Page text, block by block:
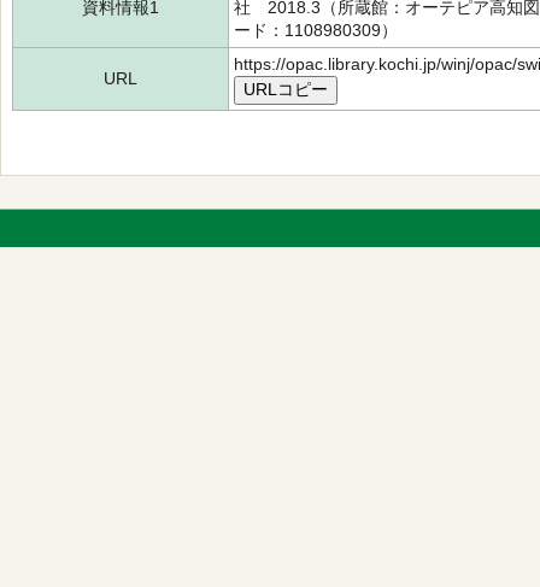
資料情報1
社 2018.3（所蔵館：オーテピア高
ード：1108980309）
URL
https://opac.library.kochi.jp/winj/opac/
URLコピー